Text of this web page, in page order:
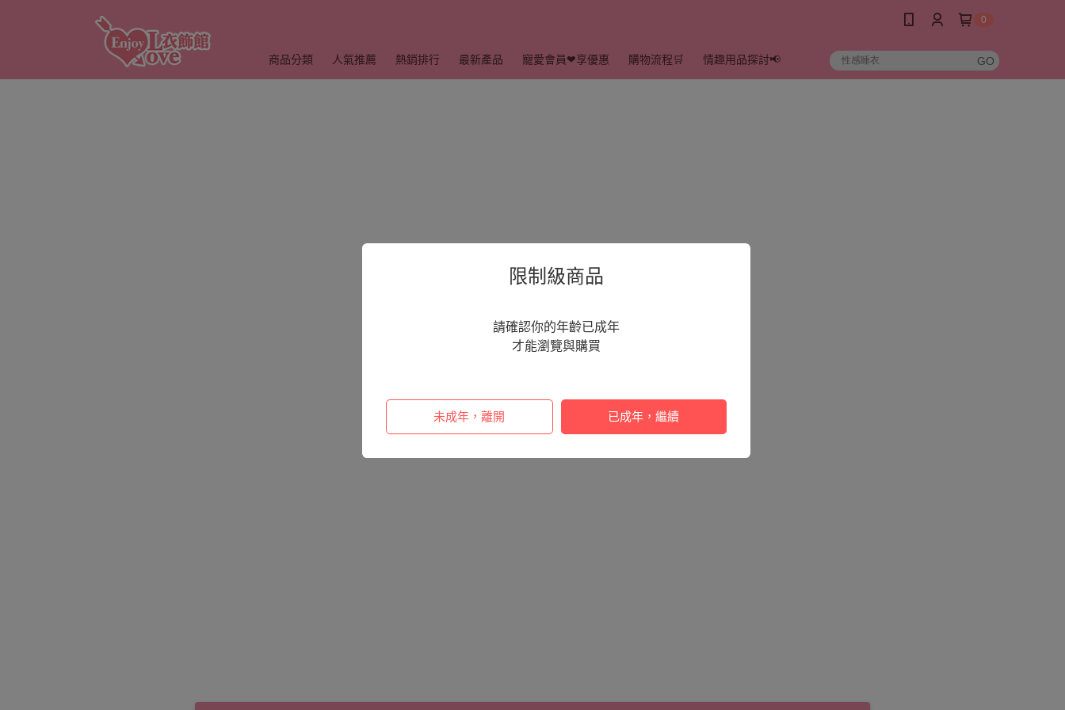
限制級商品
請確認你的年齡已成年
才能瀏覽與購買
未成年，離開 已成年，繼續
0
商品分類 人氣推薦 熱銷排行 最新產品 寵愛會員❤享優惠 購物流程🛒 情趣用品探討📢